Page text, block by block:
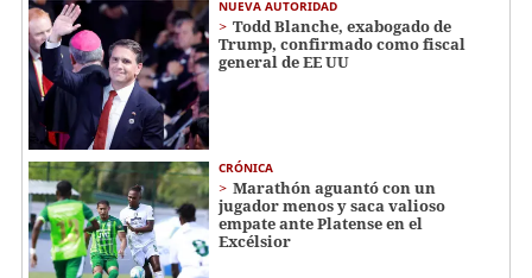
NUEVA AUTORIDAD
Todd Blanche, exabogado de
Trump, confirmado como fiscal
general de EE UU
CRÓNICA
Marathón aguantó con un
jugador menos y saca valioso
empate ante Platense en el
Excélsior